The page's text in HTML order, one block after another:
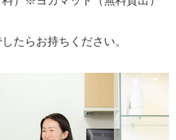
たらお持ちください。